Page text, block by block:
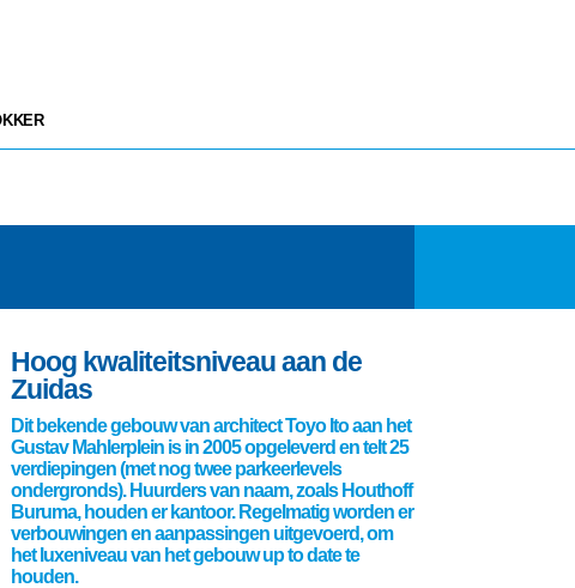
Hoog kwaliteitsniveau aan de
Zuidas
Dit bekende gebouw van architect Toyo Ito aan het
Gustav Mahlerplein is in 2005 opgeleverd en telt 25
verdiepingen (met nog twee parkeerlevels
ondergronds). Huurders van naam, zoals Houthoff
Buruma, houden er kantoor. Regelmatig worden er
verbouwingen en aanpassingen uitgevoerd, om
het luxeniveau van het gebouw up to date te
houden.